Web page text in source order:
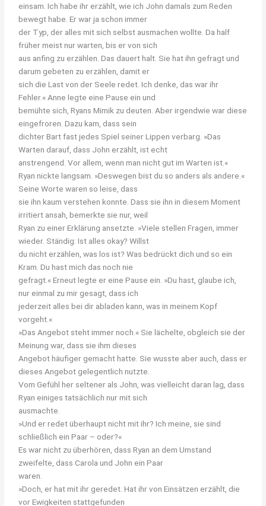
einsam. Ich habe ihr erzählt, wie ich John damals zum Reden
bewegt habe. Er war ja schon immer
der Typ, der alles mit sich selbst ausmachen wollte. Da half
früher meist nur warten, bis er von sich
aus anfing zu erzählen. Das dauert halt. Sie hat ihn gefragt und
darum gebeten zu erzählen, damit er
sich die Last von der Seele redet. Ich denke, das war ihr
Fehler.« Anne legte eine Pause ein und
bemühte sich, Ryans Mimik zu deuten. Aber irgendwie war diese
eingefroren. Dazu kam, dass sein
dichter Bart fast jedes Spiel seiner Lippen verbarg. »Das
Warten darauf, dass John erzählt, ist echt
anstrengend. Vor allem, wenn man nicht gut im Warten ist.«
Ryan nickte langsam. »Deswegen bist du so anders als andere.«
Seine Worte waren so leise, dass
sie ihn kaum verstehen konnte. Dass sie ihn in diesem Moment
irritiert ansah, bemerkte sie nur, weil
Ryan zu einer Erklärung ansetzte. »Viele stellen Fragen, immer
wieder. Ständig: Ist alles okay? Willst
du nicht erzählen, was los ist? Was bedrückt dich und so ein
Kram. Du hast mich das noch nie
gefragt.« Erneut legte er eine Pause ein. »Du hast, glaube ich,
nur einmal zu mir gesagt, dass ich
jederzeit alles bei dir abladen kann, was in meinem Kopf
vorgeht.«
»Das Angebot steht immer noch.« Sie lächelte, obgleich sie der
Meinung war, dass sie ihm dieses
Angebot häufiger gemacht hatte. Sie wusste aber auch, dass er
dieses Angebot gelegentlich nutzte.
Vom Gefühl her seltener als John, was vielleicht daran lag, dass
Ryan einiges tatsächlich nur mit sich
ausmachte.
»Und er redet überhaupt nicht mit ihr? Ich meine, sie sind
schließlich ein Paar – oder?«
Es war nicht zu überhören, dass Ryan an dem Umstand
zweifelte, dass Carola und John ein Paar
waren.
»Doch, er hat mit ihr geredet. Hat ihr von Einsätzen erzählt, die
vor Ewigkeiten stattgefunden